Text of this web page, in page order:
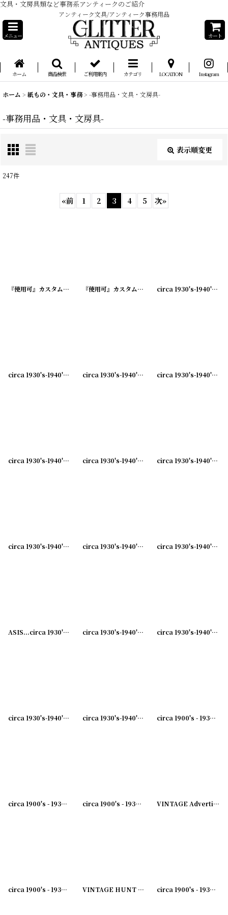
文具・文房具類など事務系アンティークのご紹介
アンティーク文具/アンティーク事務用品
メニュー カート
ホーム 商品検索 ご利用案内 カテゴリ LOCATION Instagram
ホーム > 紙もの・文具・事務> -事務用品・文具・文房具-
-事務用品・文具・文房具-
表示順変更
閉じる
247件
«前 1 2 3 4 5 次»
『使用可』カスタム加工済 アドバタイジング ビンテージボールペン [
『使用可』カスタム加工済 TEXACOアドバタイジング ビンテージボールペン circa 1930's-1940's Advertising Bill Hook PHOENIX ... アドバタイジング フック 伝票ホルダー
circa 1930's-1940's Advertising Bill Hook PETRO FUEL OILS.. アドバタイジング フック 伝票ホルダー circa 1930's-1940's Advertising Bill Hook WOLFSON AND CO... アドバタイジング フック 伝票ホルダー circa 1930's-1940's Advertising Bill Hook A.B.BLOMQUIST &CO... アドバタイジング フック 伝票ホルダー
circa 1930's-1940's Advertising Bill Hook HILGEMEIER'S... アドバタイジング フック 伝票ホルダー circa 1930's-1940's Advertising Bill Hook MARSH... アドバタイジング フック 伝票ホルダー circa 1930's-1940's Advertising Bill Hook THE BEST IN BUTTER,EGG... アドバタイジング フック 伝票ホルダー
circa 1930's-1940's Advertising Bill Hook RICHELIEU... アドバタイジング フック 伝票ホルダー circa 1930's-1940's Advertising Bill Hook ASK FOR WALKER... アドバタイジング フック 伝票ホルダー circa 1930's-1940's Advertising Bill Hook RENEW WITH... アドバタイジング フック 伝票ホルダー
ASIS...circa 1930's-1940's Advertising Bill Hook LEONARD,... アドバタイジング フック 伝票ホルダー circa 1930's-1940's Advertising Bill Hook LET US FIGURE.. アドバタイジング フック 伝票ホルダー circa 1930's-1940's Advertising Bill Hook KEEP YOUR SLIPS.. アドバタイジング フック 伝票ホルダー
circa 1930's-1940's Advertising Bill Hook SERVICE... アドバタイジング フック 伝票ホルダー circa 1930's-1940's Advertising Bill Hook USE AND BOOST... アドバタイジング フック 伝票ホルダー circa 1900's - 1930's Advertising Clip THE SAME YESTERDAY TODAY AND FOREVER...アドバタイジング クリップ
circa 1900's - 1930's Advertising Clip BEAVER DAM COAL CO...アドバタイジング クリップ circa 1900's - 1930's Advertising Clip CANVAS PRODUCTS CO...アドバタイジング クリップ VINTAGE Advertising Clip WASHINGTON....アドバタイジング クリップ
circa 1900's - 1930's Advertising Clip SHEFFIELD SEALECT..アドバタイジング クリップ VINTAGE HUNT CLIP No.1 ブルドッククリップ circa 1900's - 1930's Advertising Clip MORTON'S SALT...アドバタイジング クリップ